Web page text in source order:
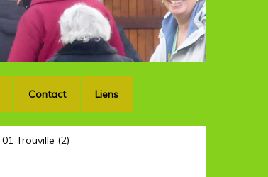
Contact Liens
01 Trouville (2)